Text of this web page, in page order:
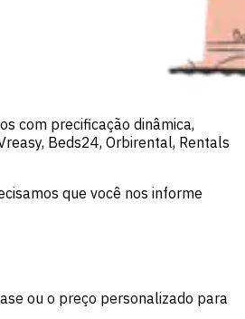
com precificação dinâmica,
Beds24, Orbirental, Rentals
que você nos informe
ou o preço personalizado para